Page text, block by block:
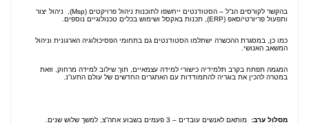
בהקשר לקורסים הנ”ל – הסטודנטים ייחשפו לתוכנות ניהול פרויקטים (Msp), ניהול יצור
ותפעול פריורטי/סאפ (ERP), תכנות באקסל ושימוש בכלים טכנולוגיים נוספים.
כמו כן, במסגרת ההכשרה ישתלמו הסטודנטים גם בתחומי הפסיכולוגיה הארגונית וניהול
המשאב האנושי.
המגמה תפתח בקרב תלמידיה כישורי למידה עצמאיים, תוך שילוב למידה מרחוק, וזאת
במטרה להכין את בוגריה להתמודדות עם האתגרים החדשים של עולם התעו”נ.
מסלול ערב: מותאם לאנשים עובדים – 3 פעמים בשבוע אחה”צ, למשך שלוש שנים.